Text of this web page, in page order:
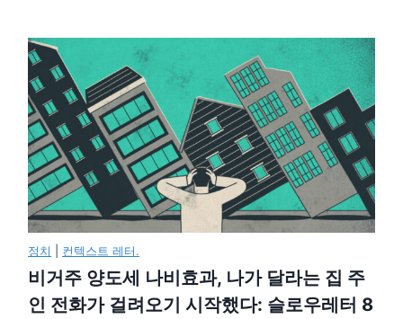
정치 컨텍스트 레터.
비거주 양도세 나비효과, 나가 달라는 집 주
인 전화가 걸려오기 시작했다: 슬로우레터 8